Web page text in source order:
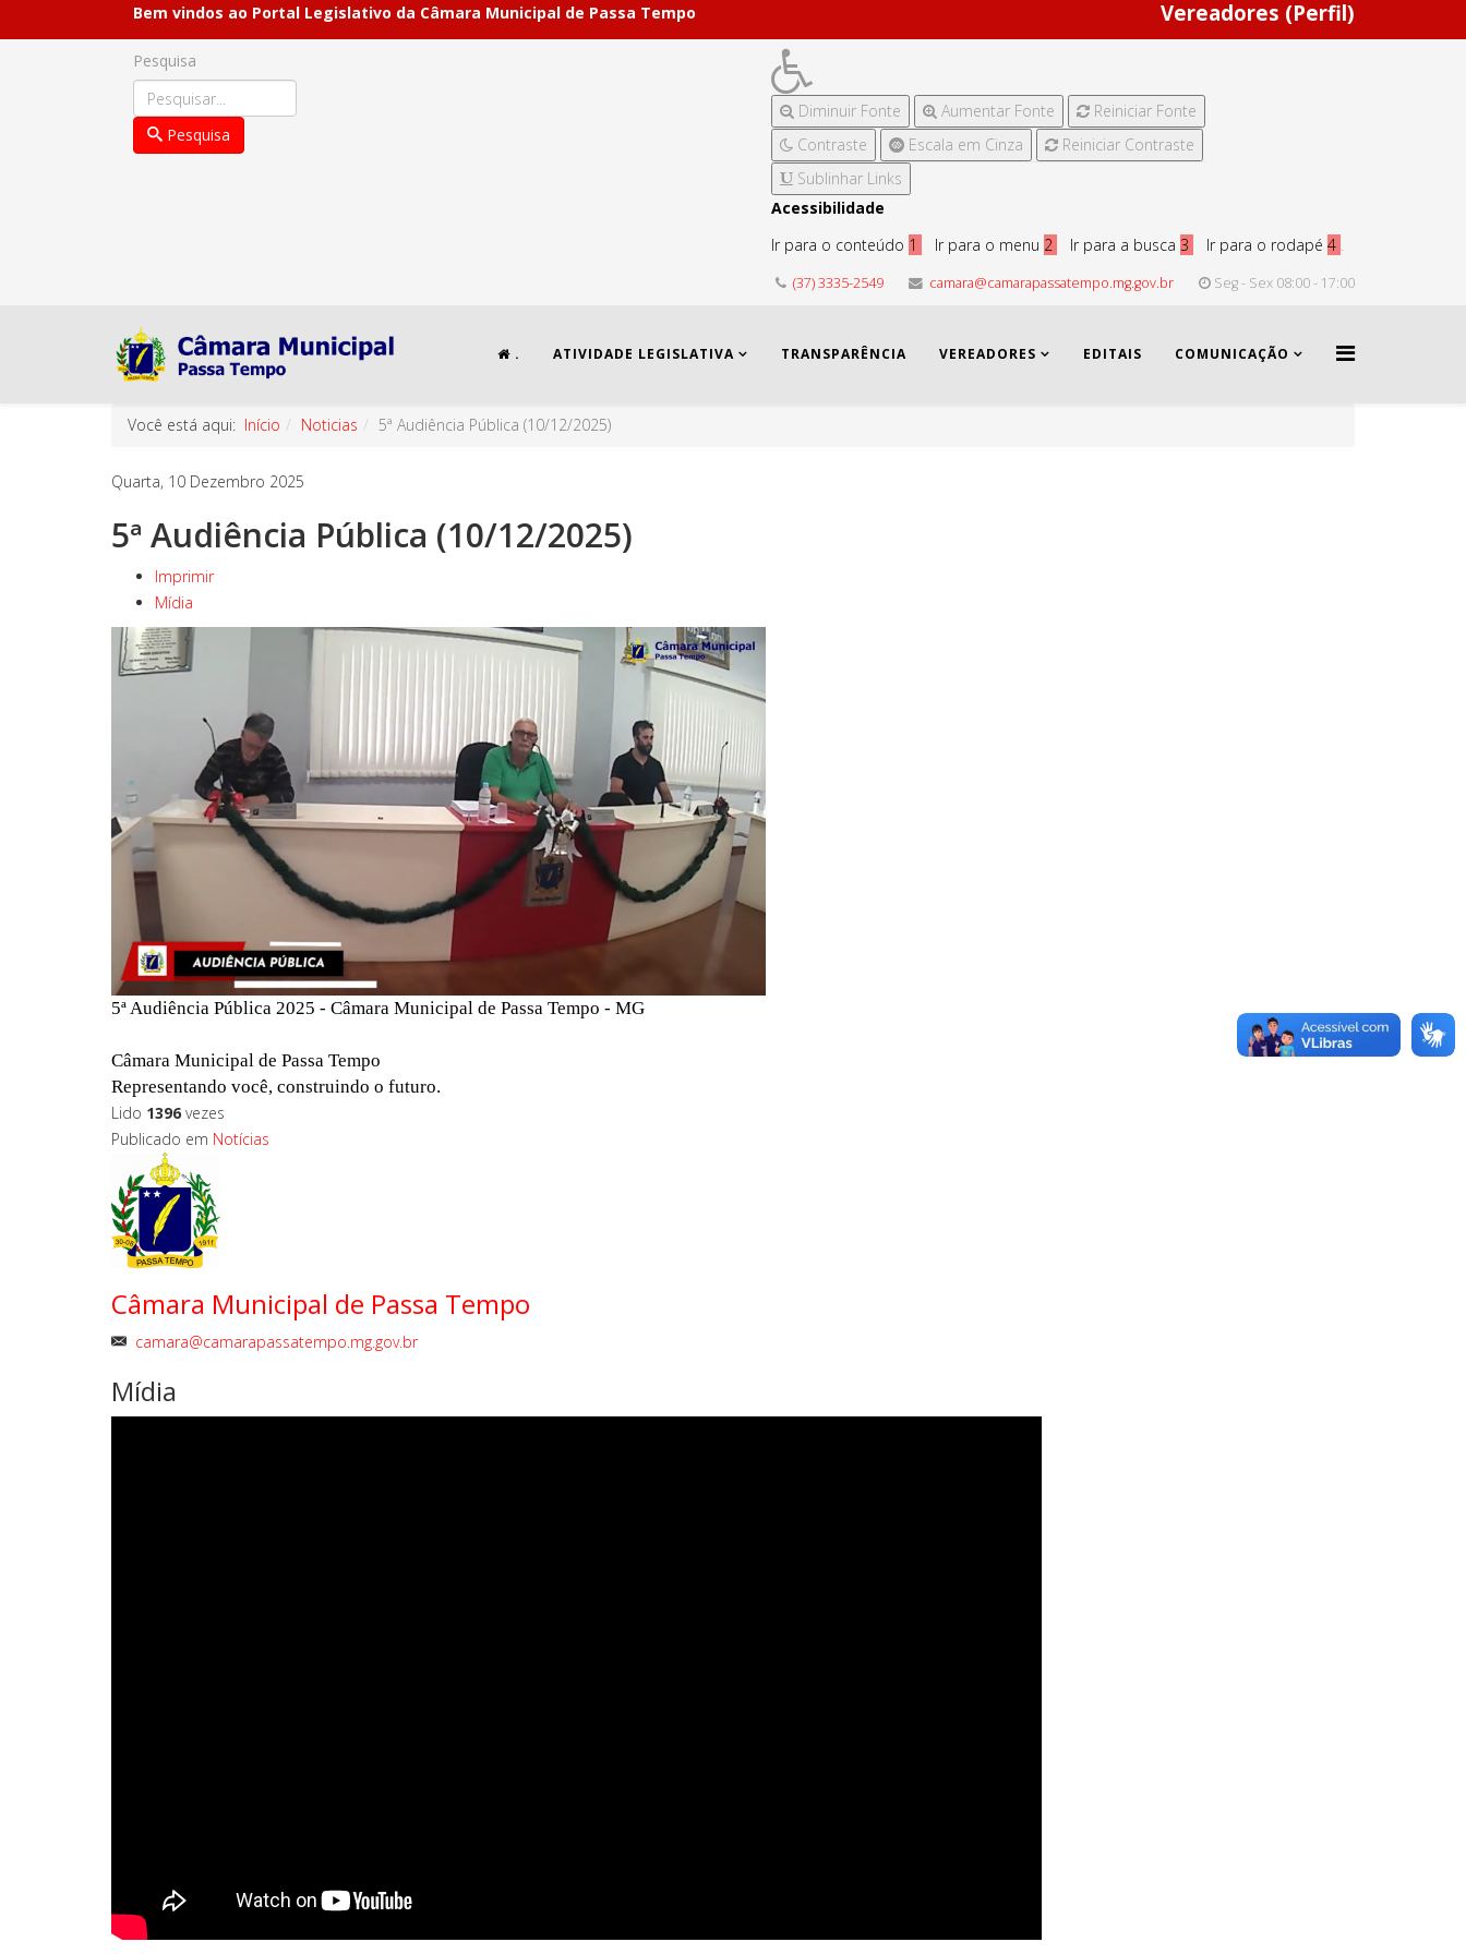
Bem vindos ao Portal Legislativo da Câmara Municipal de Passa Tempo Vereadores (Perfil)
Pesquisa
Pesquisa
Diminuir Fonte Aumentar Fonte
Reiniciar Fonte
Contraste
Escala em Cinza
Reiniciar Contraste
Sublinhar Links
Acessibilidade
Ir para o conteúdo 1 Ir para o menu 2 Ir para a busca 3 Ir para o rodapé 4 .
(37) 3335-2549 camara@camarapassatempo.mg.gov.br Seg - Sex 08:00 - 17:00
. ATIVIDADE LEGISLATIVA TRANSPARÊNCIA VEREADORES EDITAIS COMUNICAÇÃO
Você está aqui: Início Noticias 5ª Audiência Pública (10/12/2025)
Quarta, 10 Dezembro 2025
5ª Audiência Pública (10/12/2025)
Imprimir
Mídia
5ª Audiência Pública 2025 - Câmara Municipal de Passa Tempo - MG
Câmara Municipal de Passa Tempo
Representando você, construindo o futuro.
Lido 1396 vezes
Publicado em Notícias
Câmara Municipal de Passa Tempo
camara@camarapassatempo.mg.gov.br
Mídia